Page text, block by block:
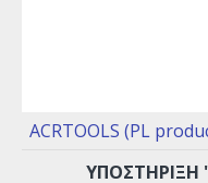
ACRTOOLS (PL
YΠΟΣΤΗΡΙΞΗ